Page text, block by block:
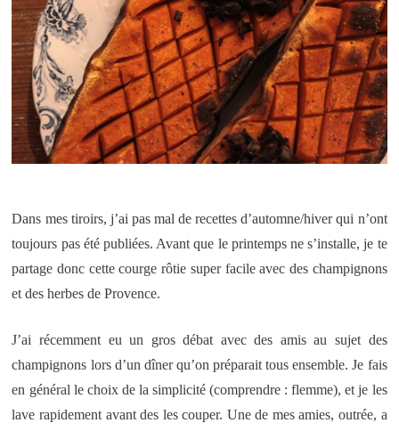
Dans mes tiroirs, j’ai pas mal de recettes d’automne/hiver qui n’ont
toujours pas été publiées. Avant que le printemps ne s’installe, je te
partage donc cette courge rôtie super facile avec des champignons
et des herbes de Provence.
J’ai récemment eu un gros débat avec des amis au sujet des
champignons lors d’un dîner qu’on préparait tous ensemble. Je fais
en général le choix de la simplicité (comprendre : flemme), et je les
lave rapidement avant des les couper. Une de mes amies, outrée, a